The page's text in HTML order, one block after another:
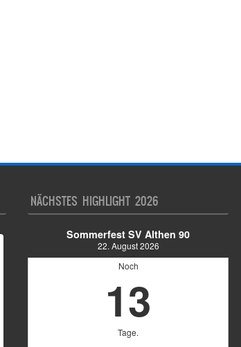
NÄCHSTES HIGHLIGHT 2026
Sommerfest SV Althen 90
22. August 2026
Noch
13
Tage.